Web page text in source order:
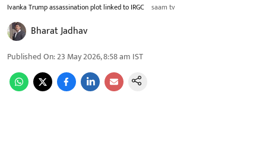
Ivanka Trump assassination plot linked to IRGC saam tv
Bharat Jadhav
Published On:23 May 2026, 8:58 am IST